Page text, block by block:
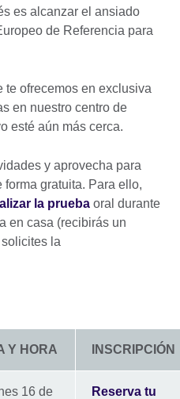
es alcanzar el ansiado
de Referencia para
te ofrecemos en exclusiva
en nuestro centro de
esté aún más cerca.
y aprovecha para
gratuita. Para ello,
la prueba oral durante
en casa (recibirás un
la
Y HORA INSCRIPCIÓN
16 de
Reserva tu